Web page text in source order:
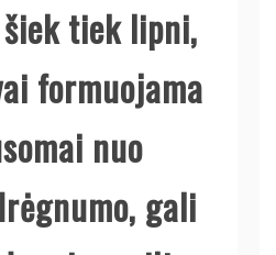
tiek lipni,
formuojama
nuo
gali